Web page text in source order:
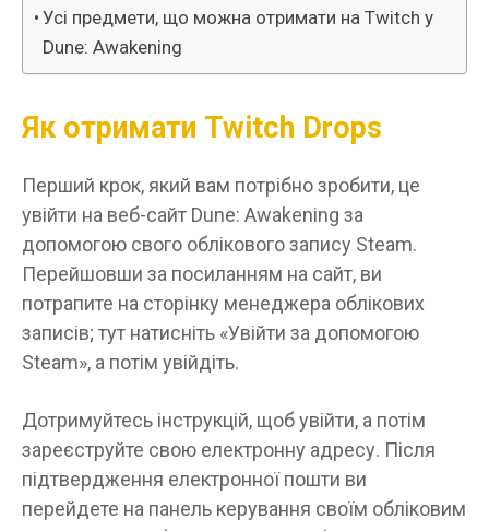
Усі предмети, що можна отримати на Twitch у
Dune: Awakening
Як отримати Twitch Drops
Перший крок, який вам потрібно зробити, це
увійти на веб-сайт Dune: Awakening за
допомогою свого облікового запису Steam.
Перейшовши за посиланням на сайт, ви
потрапите на сторінку менеджера облікових
записів; тут натисніть «Увійти за допомогою
Steam», а потім увійдіть.
Дотримуйтесь інструкцій, щоб увійти, а потім
зареєструйте свою електронну адресу. Після
підтвердження електронної пошти ви
перейдете на панель керування своїм обліковим